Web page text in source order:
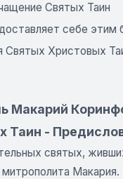
Святых Таин
себе этим
Святых Христовых
Макарий
Таин -
святых,